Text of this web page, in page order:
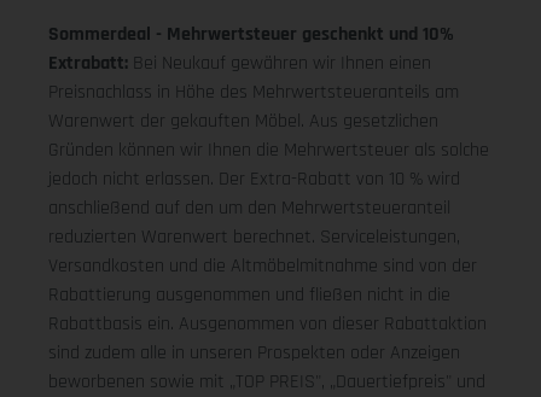
Sommerdeal - Mehrwertsteuer geschenkt und 10%
Extrabatt: Bei Neukauf gewähren wir Ihnen einen
Preisnachlass in Höhe des Mehrwertsteueranteils am
Warenwert der gekauften Möbel. Aus gesetzlichen
Gründen können wir Ihnen die Mehrwertsteuer als solche
jedoch nicht erlassen. Der Extra-Rabatt von 10 % wird
anschließend auf den um den Mehrwertsteueranteil
reduzierten Warenwert berechnet. Serviceleistungen,
Versandkosten und die Altmöbelmitnahme sind von der
Rabattierung ausgenommen und fließen nicht in die
Rabattbasis ein. Ausgenommen von dieser Rabattaktion
sind zudem alle in unseren Prospekten oder Anzeigen
beworbenen sowie mit „TOP PREIS", „Dauertiefpreis" und